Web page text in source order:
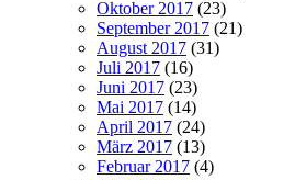
Oktober 2017 (23)
September 2017 (21)
August 2017 (31)
Juli 2017 (16)
Juni 2017 (23)
Mai 2017 (14)
April 2017 (24)
März 2017 (13)
Februar 2017 (4)